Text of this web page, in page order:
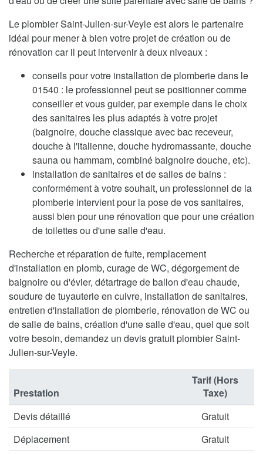
Le plombier Saint-Julien-sur-Veyle est alors le partenaire
idéal pour mener à bien votre projet de création ou de
rénovation car il peut intervenir à deux niveaux :
conseils pour votre installation de plomberie dans le
01540 : le professionnel peut se positionner comme
conseiller et vous guider, par exemple dans le choix
des sanitaires les plus adaptés à votre projet
(baignoire, douche classique avec bac receveur,
douche à l'italienne, douche hydromassante, douche
sauna ou hammam, combiné baignoire douche, etc).
installation de sanitaires et de salles de bains :
conformément à votre souhait, un professionnel de la
plomberie intervient pour la pose de vos sanitaires,
aussi bien pour une rénovation que pour une création
de toilettes ou d'une salle d'eau.
Recherche et réparation de fuite, remplacement
d'installation en plomb, curage de WC, dégorgement de
baignoire ou d'évier, détartrage de ballon d'eau chaude,
soudure de tuyauterie en cuivre, installation de sanitaires,
entretien d'installation de plomberie, rénovation de WC ou
de salle de bains, création d'une salle d'eau, quel que soit
votre besoin, demandez un devis gratuit plombier Saint-
Julien-sur-Veyle.
Prestation
Tarif (Hors
Taxe)
Devis détaillé
Gratuit
Déplacement
Gratuit